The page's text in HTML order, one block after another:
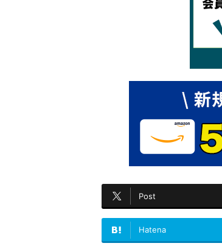
Post
Hatena